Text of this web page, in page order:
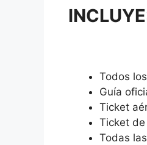
Todos
Guía
Ticket
Ticket
Todas